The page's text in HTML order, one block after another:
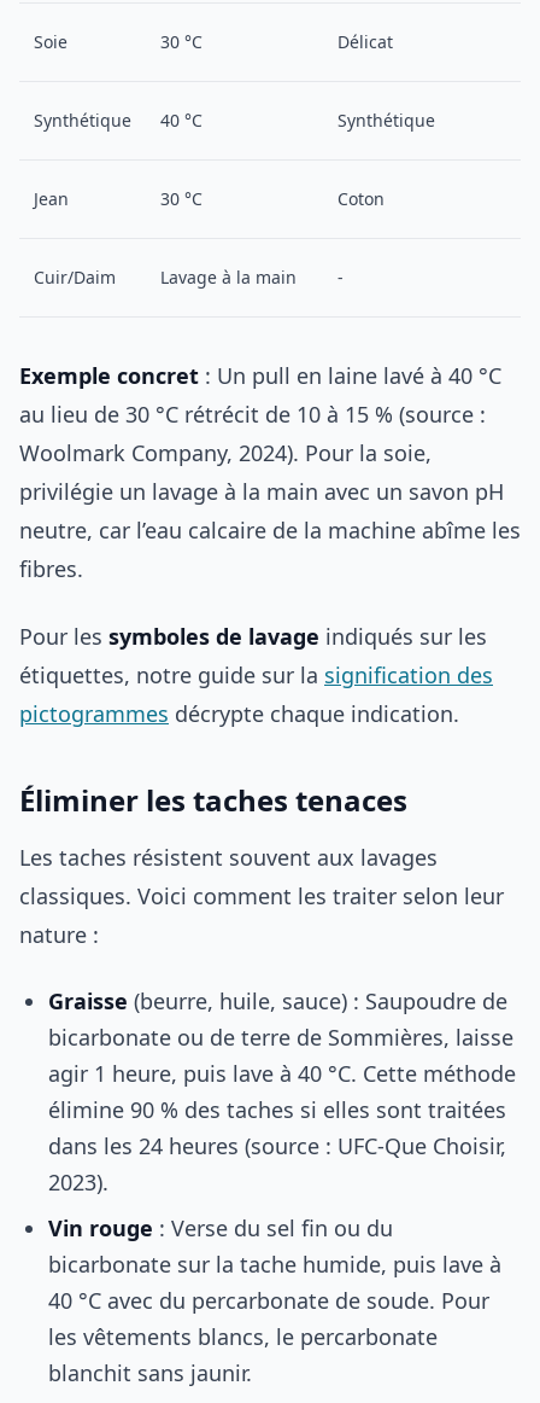
Soie 30 °C Délicat
Synthétique 40 °C Synthétique
Jean 30 °C Coton
Cuir/Daim Lavage à la main -
Exemple concret : Un pull en laine lavé à 40 °C
au lieu de 30 °C rétrécit de 10 à 15 % (source :
Woolmark Company, 2024). Pour la soie,
privilégie un lavage à la main avec un savon pH
neutre, car l’eau calcaire de la machine abîme les
fibres.
Pour les symboles de lavage indiqués sur les
étiquettes, notre guide sur la signification des
pictogrammes décrypte chaque indication.
Éliminer les taches tenaces
Les taches résistent souvent aux lavages
classiques. Voici comment les traiter selon leur
nature :
Graisse (beurre, huile, sauce) : Saupoudre de
bicarbonate ou de terre de Sommières, laisse
agir 1 heure, puis lave à 40 °C. Cette méthode
élimine 90 % des taches si elles sont traitées
dans les 24 heures (source : UFC-Que Choisir,
2023).
Vin rouge : Verse du sel fin ou du
bicarbonate sur la tache humide, puis lave à
40 °C avec du percarbonate de soude. Pour
les vêtements blancs, le percarbonate
blanchit sans jaunir.